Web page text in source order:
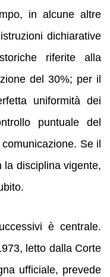
in alcune altre
dichiarative
riferite alla
del 30%; per il
uniformità dei
puntuale del
Se il
la disciplina vigente,
è centrale.
letto dalla Corte
ufficiale, prevede